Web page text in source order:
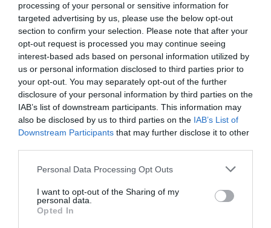
processing of your personal or sensitive information for
targeted advertising by us, please use the below opt-out
section to confirm your selection. Please note that after your
opt-out request is processed you may continue seeing
interest-based ads based on personal information utilized by
us or personal information disclosed to third parties prior to
your opt-out. You may separately opt-out of the further
disclosure of your personal information by third parties on the
IAB’s list of downstream participants. This information may
also be disclosed by us to third parties on the IAB’s List of
Downstream Participants that may further disclose it to other
Personal Data Processing Opt Outs
I want to opt-out of the Sharing of my
personal data.
Opted In